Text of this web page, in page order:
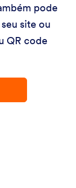
pode
site ou
QR code